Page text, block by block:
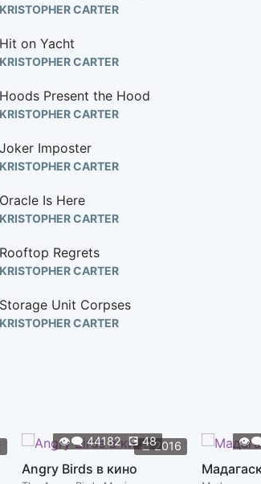
KRISTOPHER CARTER
Hit on Yacht
KRISTOPHER CARTER
Hoods Present the Hood
KRISTOPHER CARTER
Joker Imposter
KRISTOPHER CARTER
Oracle Is Here
KRISTOPHER CARTER
Rooftop Regrets
KRISTOPHER CARTER
Storage Unit Corpses
KRISTOPHER CARTER
Batman Arrives At the Carnival
LOLITA RITMANIS
📆2016
👁️‍🗨️44182 💽48
Angry Birds в кино